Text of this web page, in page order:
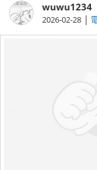
wuwu1234
2026-02-28 |